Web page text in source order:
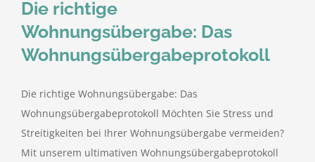
Die richtige
Wohnungsübergabe: Das
Wohnungsübergabeprotokoll
Die richtige Wohnungsübergabe: Das
Wohnungsübergabeprotokoll Möchten Sie Stress und
Streitigkeiten bei Ihrer Wohnungsübergabe vermeiden?
Mit unserem ultimativen Wohnungsübergabeprotokoll